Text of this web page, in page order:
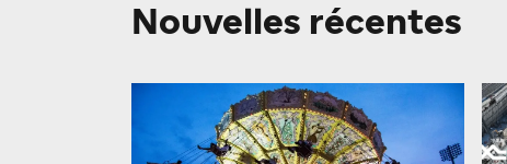
Nouvelles récentes